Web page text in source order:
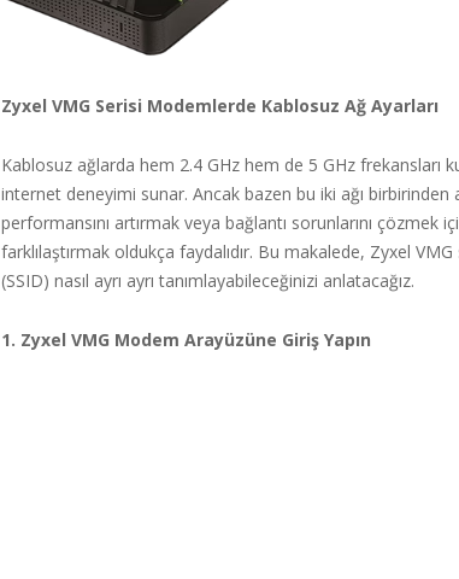
Zyxel VMG Serisi Modemlerde Kablosuz Ağ Ayarları
Kablosuz ağlarda hem 2.4 GHz hem de 5 GHz frekansları
internet deneyimi sunar. Ancak bazen bu iki ağı birbirinden
performansını artırmak veya bağlantı sorunlarını çözmek
farklılaştırmak oldukça faydalıdır. Bu makalede, Zyxel
(SSID) nasıl ayrı ayrı tanımlayabileceğinizi anlatacağız.
1. Zyxel VMG Modem Arayüzüne Giriş Yapın